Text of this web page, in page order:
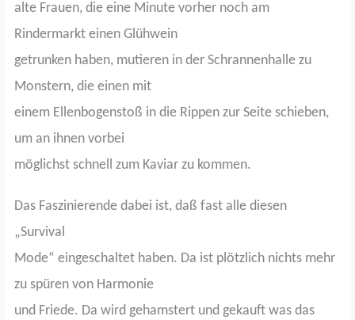
alte Frauen, die eine Minute vorher noch am
Rindermarkt einen Glühwein
getrunken haben, mutieren in der Schrannenhalle zu
Monstern, die einen mit
einem Ellenbogenstoß in die Rippen zur Seite schieben,
um an ihnen vorbei
möglichst schnell zum Kaviar zu kommen.
Das Faszinierende dabei ist, daß fast alle diesen
„Survival
Mode“ eingeschaltet haben. Da ist plötzlich nichts mehr
zu spüren von Harmonie
und Friede. Da wird gehamstert und gekauft was das